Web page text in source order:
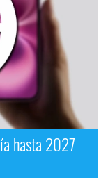
hasta 2027